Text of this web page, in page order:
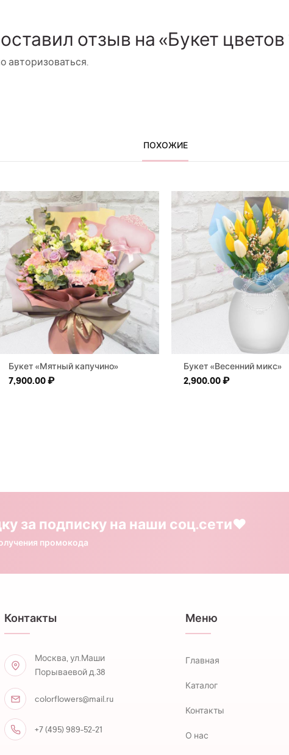
отзыв на «Букет
авторизоваться.
ПОХОЖИЕ
Букет «Мятный капучино»
7,900.00₽
Букет «Весенний микс»
2,900.00₽
за подписку на наши соц.сети❤️
промокода
Контакты
Москва, ул.Маши
Порываевой д.38
colorflowers@mail.ru
+7 (495) 989-52-21
Меню
Главная
Каталог
Контакты
О нас